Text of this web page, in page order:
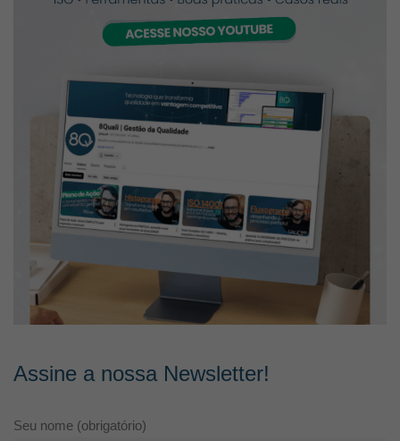
Assine a nossa Newsletter!
Seu nome (obrigatório)